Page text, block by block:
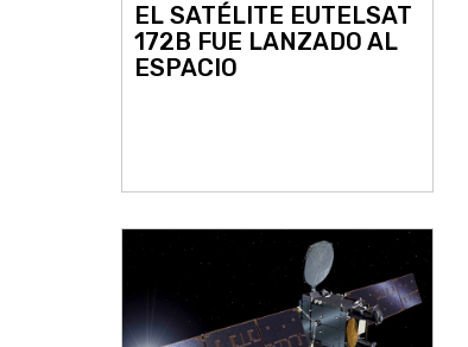
EL SATÉLITE EUTELSAT
172B FUE LANZADO AL
ESPACIO